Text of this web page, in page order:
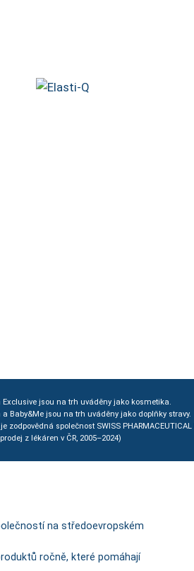
Exclusive jsou na trh uváděny jako kosmetika.
a Baby&Me jsou na trh uváděny jako doplňky stravy.
společnost SWISS PHARMACEUTICAL
z lékáren v ČR, 2005–2024)
na středoevropském
ročně, které pomáhají